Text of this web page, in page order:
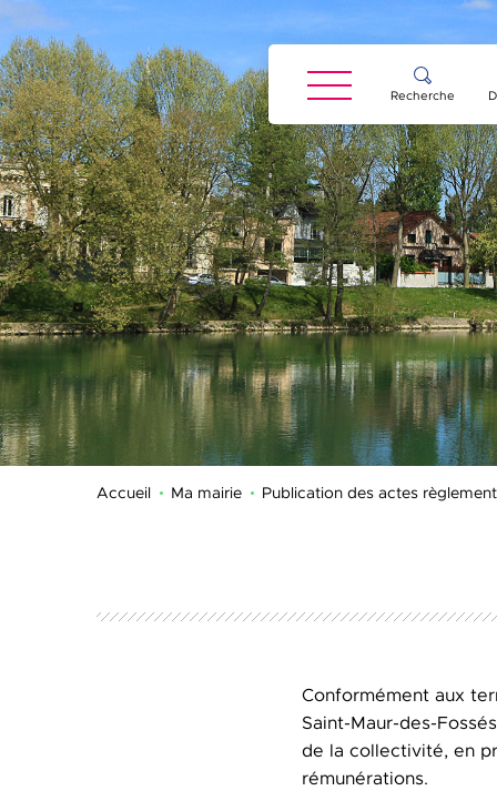
Recherche
Accueil Ma mairie Publication des actes
Conformément aux
Saint-Maur-des-
de la collectivité, en
rémunérations.
Panneau de gestion des cookies